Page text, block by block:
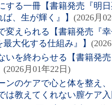
する一冊【書籍発売『明
、生が輝く』】 (2026月
変えられる【書籍発売『
大化する仕組み』】
いを終わらせる【書籍発
(2026月01年22日)
ンのケアで心と体を整え
は教えてくれない膣ケア